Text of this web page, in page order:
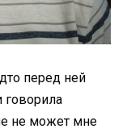
перед ней
говорила
не может мне